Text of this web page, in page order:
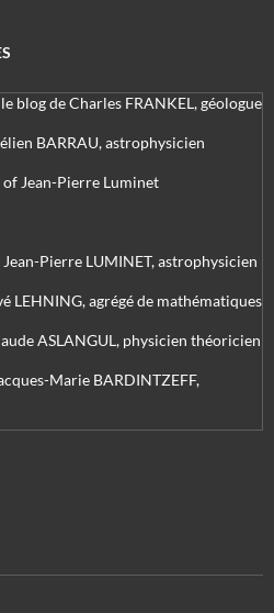
blog de Charles FRANKEL, géologue
BARRAU, astrophysicien
of Jean-Pierre Luminet
Jean-Pierre LUMINET, astrophysicien
LEHNING, agrégé de mathématiques
ASLANGUL, physicien théoricien
Marie BARDINTZEFF,